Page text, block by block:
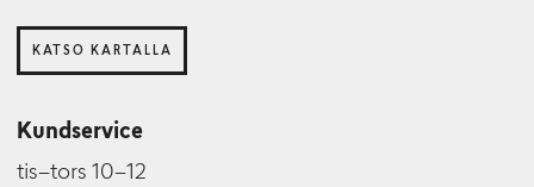
KATSO KARTALLA
Kundservice
tis–tors 10–12